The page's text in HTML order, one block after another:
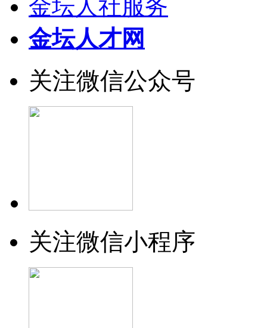
金坛人社服务
金坛人才网
关注微信公众号
关注微信小程序